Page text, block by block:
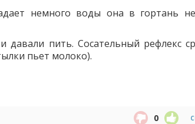
немного воды она в гортань
пить. Сосательный рефлекс
пьет молоко).
0